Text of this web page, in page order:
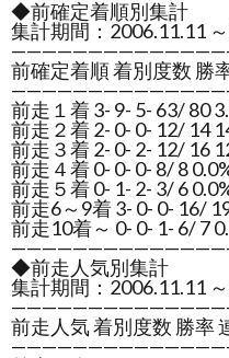
◆前確定着順別集計
集計期間：2006.11.11
前確定着順 着別度数 勝
前走１着 3- 9- 5- 63/ 80
前走２着 2- 0- 0- 12/ 14
前走３着 2- 0- 2- 12/ 16
前走４着 0- 0- 0- 8/ 8
前走５着 0- 1- 2- 3/ 6
前走6～9着 3- 0- 0- 16/
前走10着～ 0- 0- 1- 6/ 7
◆前走人気別集計
集計期間：2006.11.11
前走人気 着別度数 勝率